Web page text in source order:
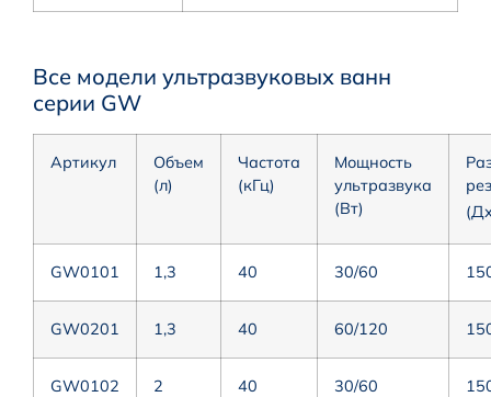
Все модели ультразвуковых ванн
серии GW
Артикул
Объем
(л)
Частота
(кГц)
Мощность
ультразвука
(Вт)
GW0101 1,3 40 30/60
GW0201 1,3 40 60/120
GW0102 2 40 30/60